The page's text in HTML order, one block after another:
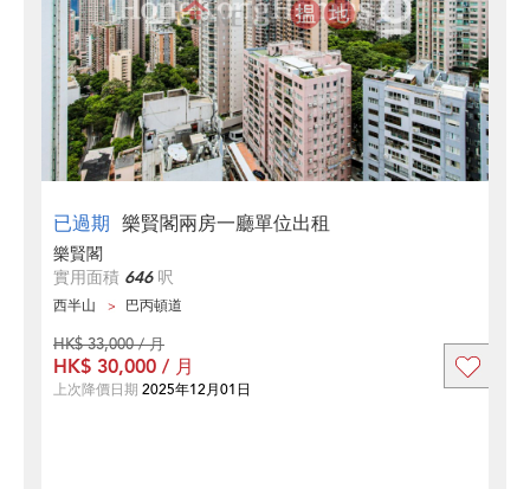
已過期 樂賢閣兩房一廳單位出租
樂賢閣
實用面積 646呎
西半山 巴丙頓道
HK$ 33,000 / 月
HK$ 30,000 / 月
上次降價日期 2025年12月01日